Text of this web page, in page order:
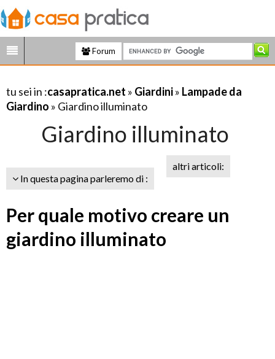
Forum
tu sei in :casapratica.net » Giardini» Lampade da
Giardino » Giardino illuminato
Giardino illuminato
In questa pagina parleremo di :
altri articoli:
Per quale motivo creare un
giardino illuminato